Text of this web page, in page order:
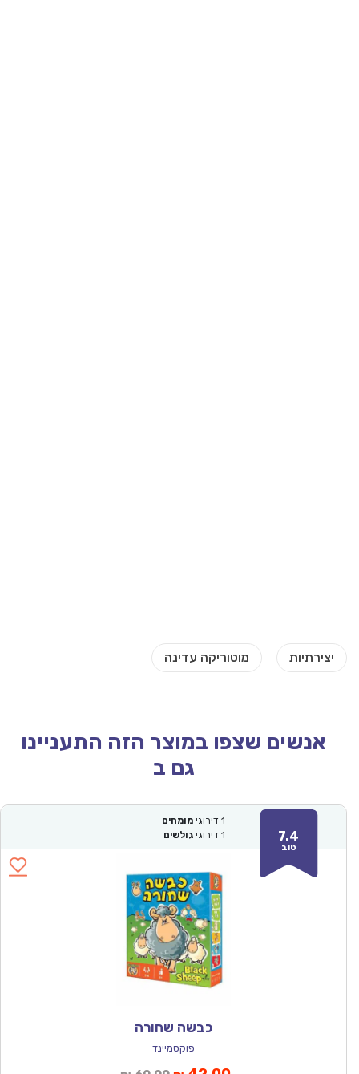
אנשים שצפו במוצר הזה התעניינו
גם ב
7.4
טוב
1 דירוגי מומחים
1 דירוגי גולשים
כבשה שחורה
פוקסמיינד